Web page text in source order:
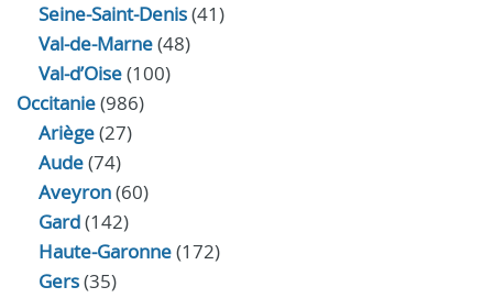
Seine-Saint-Denis(41)
Val-de-Marne(48)
Val-d’Oise(100)
Occitanie(986)
Ariège(27)
Aude(74)
Aveyron(60)
Gard(142)
Haute-Garonne(172)
Gers(35)